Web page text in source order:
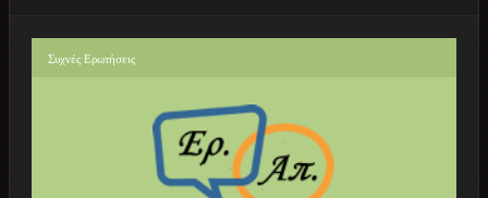
Συχνές Ερωτήσεις